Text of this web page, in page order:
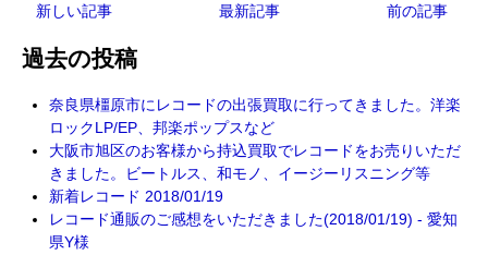
新しい記事 最新記事 前の記事
過去の投稿
奈良県橿原市にレコードの出張買取に行ってきました。洋楽
ロックLP/EP、邦楽ポップスなど
大阪市旭区のお客様から持込買取でレコードをお売りいただ
きました。ビートルス、和モノ、イージーリスニング等
新着レコード 2018/01/19
レコード通販のご感想をいただきました(2018/01/19) - 愛知
県Y様